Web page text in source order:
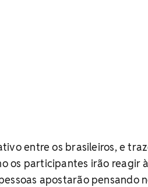
entre os brasileiros, e
os participantes irão reagir
apostarão pensando